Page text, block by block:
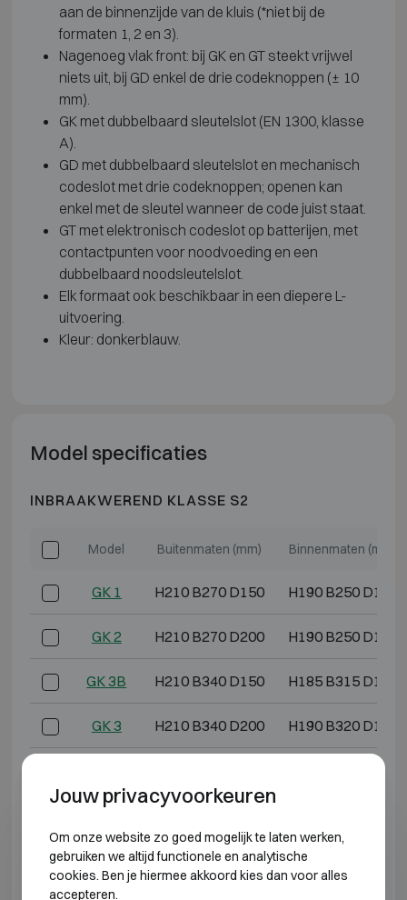
aan de binnenzijde van de kluis (*niet bij de
formaten 1, 2 en 3).
Nagenoeg vlak front: bij GK en GT steekt vrijwel
niets uit, bij GD enkel de drie codeknoppen (± 10
mm).
GK met dubbelbaard sleutelslot (EN 1300, klasse
A).
GD met dubbelbaard sleutelslot en mechanisch
codeslot met drie codeknoppen; openen kan
enkel met de sleutel wanneer de code juist staat.
GT met elektronisch codeslot op batterijen, met
contactpunten voor noodvoeding en een
dubbelbaard noodsleutelslot.
Elk formaat ook beschikbaar in een diepere L-
uitvoering.
Kleur: donkerblauw.
Model specificaties
INBRAAKWEREND KLASSE S2
Model Buitenmaten (mm) Binnenmaten (mm)
GK 1 H210 B270 D150 H190 B250 D100
GK 2 H210 B270 D200 H190 B250 D150
GK 3B H210 B340 D150 H185 B315 D100
GK 3 H210 B340 D200 H190 B320 D150
H245 B365 D150
GK 5 H340 B460 D200 H315 B435 D150
Jouw privacyvoorkeuren
Om onze website zo goed mogelijk te laten werken,
gebruiken we altijd functionele en analytische
cookies. Ben je hiermee akkoord kies dan voor alles
accepteren.